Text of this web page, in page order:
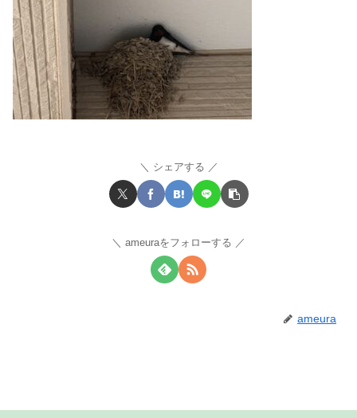
シェアする
ameuraをフォローする
ameura